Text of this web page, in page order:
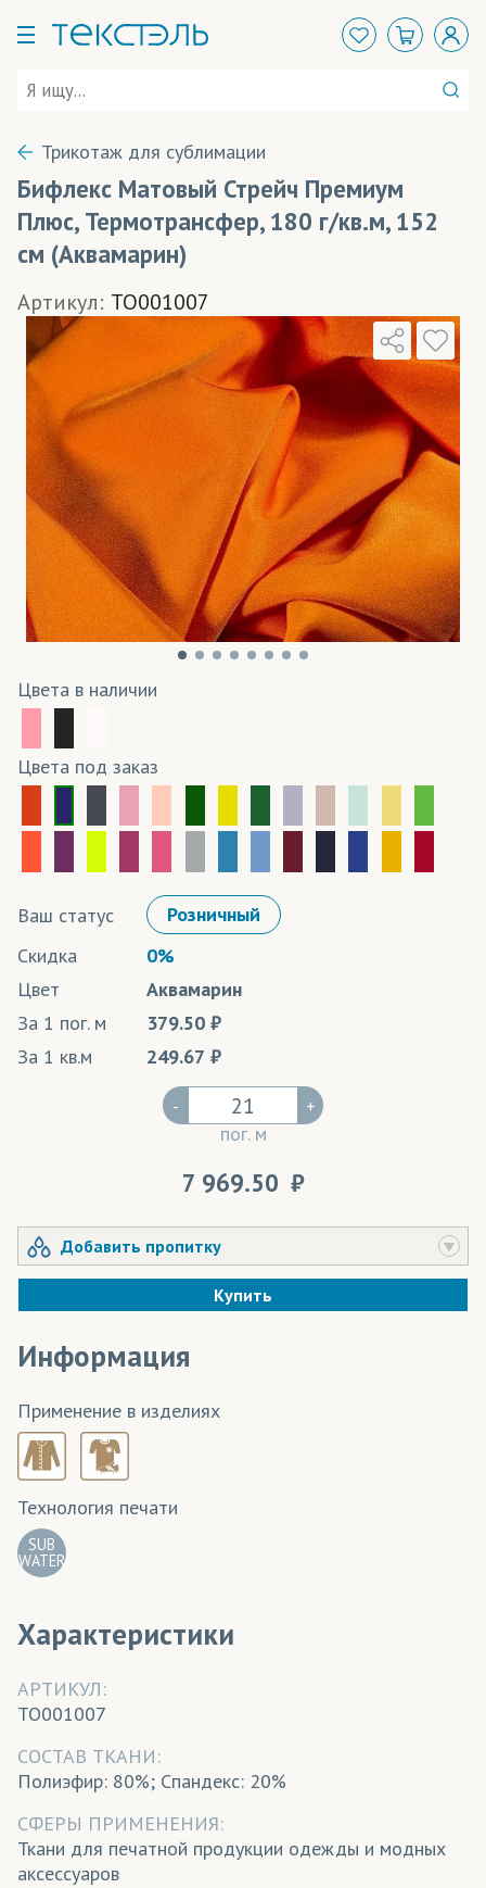
Трикотаж для сублимации
Бифлекс Матовый Стрейч Премиум
Плюс, Термотрансфер, 180 г/кв.м, 152
см (Аквамарин)
Артикул: TO001007
Цвета в наличии
Цвета под заказ
Ваш статус
Розничный
Скидка
0%
Цвет
Аквамарин
За 1 пог. м
379.50
За 1 кв.м
249.67
-
пог. м
+
7 969.50
Добавить пропитку
Купить
Информация
Применение в изделиях
Технология печати
SUB
WATER
Характеристики
АРТИКУЛ:
TO001007
CОСТАВ ТКАНИ:
Полиэфир: 80%; Спандекс: 20%
СФЕРЫ ПРИМЕНЕНИЯ:
Ткани для печатной продукции одежды и модных
аксессуаров